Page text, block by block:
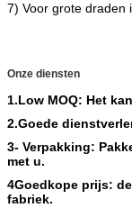
7) Voor grote draden
Onze diensten
1.Low MOQ: Het
2.Goede
3- Verpakking:
met u.
4Goedkope prijs:
fabriek.